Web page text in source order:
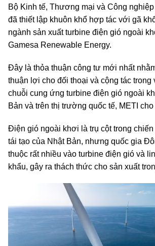
Bộ Kinh tế, Thương mại và Công
đã thiết lập khuôn khổ hợp tác với gã
ngành sản xuất turbine điện gió ngoài
Gamesa Renewable Energy.
Đây là thỏa thuận công tư mới nhất
thuận lợi cho đối thoại và cộng tác trong
chuỗi cung ứng turbine điện gió ngoài
Bản và trên thị trường quốc tế, METI
Điện gió ngoài khơi là trụ cột trong
tái tạo của Nhật Bản, nhưng quốc gia
thuộc rất nhiều vào turbine điện gió và
khẩu, gây ra thách thức cho sản xuất